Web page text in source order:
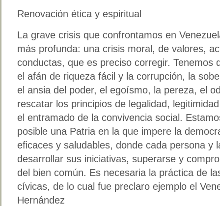
Renovación ética y espiritual
La grave crisis que confrontamos en
más profunda: una crisis moral, de valores,
conductas, que es preciso corregir. Tenemos
el afán de riqueza fácil y la corrupción, la
el ansia del poder, el egoísmo, la pereza, el
rescatar los principios de legalidad,
el entramado de la convivencia social.
posible una Patria en la que impere la
eficaces y saludables, donde cada persona y
desarrollar sus iniciativas, superarse y
del bien común. Es necesaria la práctica de
cívicas, de lo cual fue preclaro ejemplo el
Hernández